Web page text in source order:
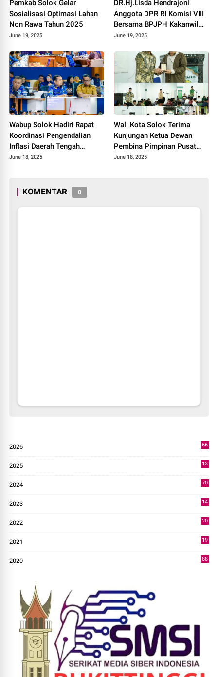
Pemkab Solok Gelar
Sosialisasi Optimasi Lahan
Non Rawa Tahun 2025
June 19, 2025
DR.Hj.Lisda Hendrajoni
Anggota DPR RI Komisi VIII
Bersama BPJPH Kakanwil
Sumbar Gelar Roadshow
Kota Solok 2025.
June 19, 2025
Wabup Solok Hadiri Rapat
Koordinasi Pengendalian
Inflasi Daerah Tengah
Provinsi Sumatera Barat
June 18, 2025
Wali Kota Solok Terima
Kunjungan Ketua Dewan
Pembina Pimpinan Pusat
Muhammadiyah Tahun 2025.
June 18, 2025
KOMENTAR 0
2026
56
2025
13
2024
70
2023
14
2022
20
2021
19
2020
88